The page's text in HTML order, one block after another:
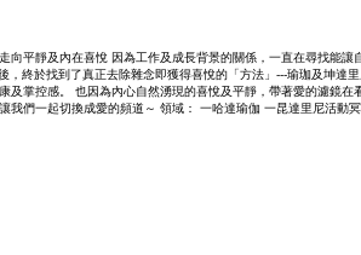
向平靜及內在喜悅 因為工作及成長背景的關係，一直在尋找能
，終於找到了真正去除雜念即獲得喜悅的「方法」---瑜珈及坤達
及掌控感。 也因為內心自然湧現的喜悅及平靜，帶著愛的濾鏡
我們一起切換成愛的頻道～ 領域： 一哈達瑜伽 一昆達里尼活動